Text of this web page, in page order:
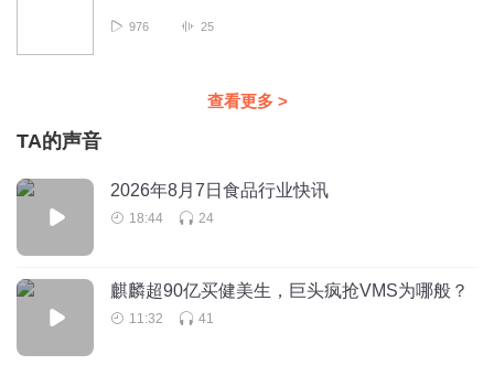
976 25
查看更多 >
TA的声音
2026年8月7日食品行业快讯
18:44 24
麒麟超90亿买健美生，巨头疯抢VMS为哪般？
11:32 41